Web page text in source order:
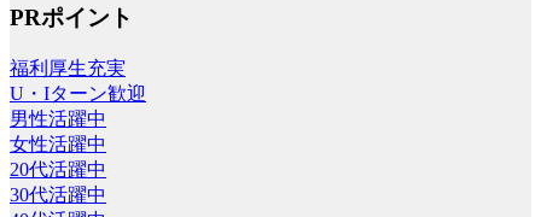
PRポイント
福利厚生充実
U・Iターン歓迎
男性活躍中
女性活躍中
20代活躍中
30代活躍中